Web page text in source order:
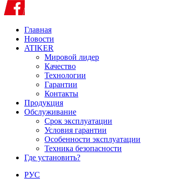
Главная
Новости
ATIKER
Мировой лидер
Качество
Технологии
Гарантии
Контакты
Продукция
Обслуживание
Срок эксплуатации
Условия гарантии
Особенности эксплуатации
Техника безопасности
Где установить?
РУС